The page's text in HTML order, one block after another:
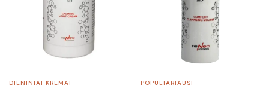
The
options
may
DIENINIAI KREMAI POPULIARIAUSI